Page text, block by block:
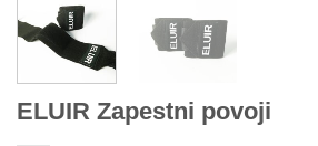
ELUIR Zapestni povoji